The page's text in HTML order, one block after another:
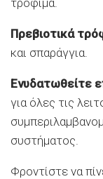
τρόφιμα.
Πρεβιοτικά
και σπαράγγια.
Ενυδατωθείτε
για όλες τις
συστήματος.
Φροντίστε να